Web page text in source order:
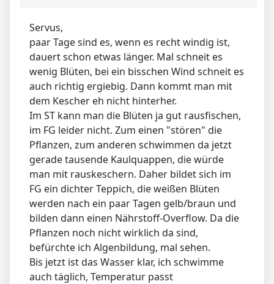
Servus,
paar Tage sind es, wenn es recht windig ist,
dauert schon etwas länger. Mal schneit es
wenig Blüten, bei ein bisschen Wind schneit es
auch richtig ergiebig. Dann kommt man mit
dem Kescher eh nicht hinterher.
Im ST kann man die Blüten ja gut rausfischen,
im FG leider nicht. Zum einen "stören" die
Pflanzen, zum anderen schwimmen da jetzt
gerade tausende Kaulquappen, die würde
man mit rauskeschern. Daher bildet sich im
FG ein dichter Teppich, die weißen Blüten
werden nach ein paar Tagen gelb/braun und
bilden dann einen Nährstoff-Overflow. Da die
Pflanzen noch nicht wirklich da sind,
befürchte ich Algenbildung, mal sehen.
Bis jetzt ist das Wasser klar, ich schwimme
auch täglich, Temperatur passt